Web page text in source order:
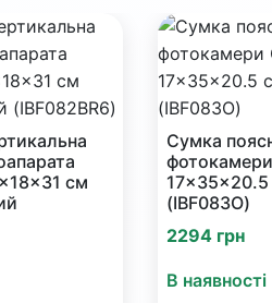
см
Сумка
17x35x20.5
(IBF083O)
2294 грн
В наявності